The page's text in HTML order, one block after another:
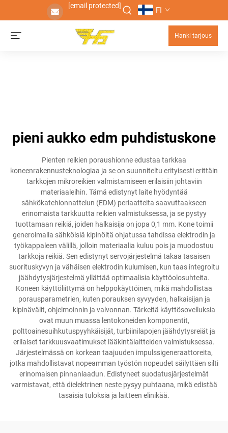
[email protected] FI
Hanki tarjous
pieni aukko edm puhdistuskone
Pienten reikien poraushionne edustaa tarkkaa
koneenrakennusteknologiaa ja se on suunniteltu erityisesti erittäin
tarkkojen mikroreikien valmistamiseen erilaisiin johtaviin
materiaaleihin. Tämä edistynyt laite hyödyntää
sähkökatehionnattelun (EDM) periaatteita saavuttaakseen
erinomaista tarkkuutta reikien valmistuksessa, ja se pystyy
tuottamaan reikiä, joiden halkaisija on jopa 0,1 mm. Kone toimii
generoimalla sähköisiä kipinöitä ohjatussa tahdissa elektrodin ja
työkappaleen välillä, jolloin materiaalia kuluu pois ja muodostuu
tarkkoja reikiä. Sen edistynyt servojärjestelmä takaa tasaisen
suorituskyvyn ja vähäisen elektrodin kulumisen, kun taas integroitu
jäähdytysjärjestelmä yllättää optimaalisia käyttöolosuhteita.
Koneen käyttöliittymä on helppokäyttöinen, mikä mahdollistaa
porausparametrien, kuten porauksen syvyyden, halkaisijan ja
kipinävälit, ohjelmoinnin ja valvonnan. Tärkeitä käyttösovelluksia
ovat muun muassa lentokoneiden komponentit,
polttoainesuihkutuspyyhkäisijät, turbiinilapojen jäähdytysreiät ja
erilaiset tarkkuusvaatimukset lääkintälaitteiden valmistuksessa.
Järjestelmässä on korkean taajuuden impulssigeneraattoreita,
jotka mahdollistavat nopeamman työstön nopeudet säilyttäen silti
erinomaisen pinnanlaadun. Edistyneet suodatusjärjestelmät
varmistavat, että dielektrinen neste pysyy puhtaana, mikä edistää
tasaisia tuloksia ja laitteen elinikää.